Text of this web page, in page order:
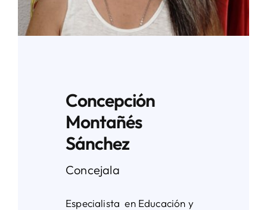
Concepción
Montañés
Sánchez
Concejala
Especialista en Educación y